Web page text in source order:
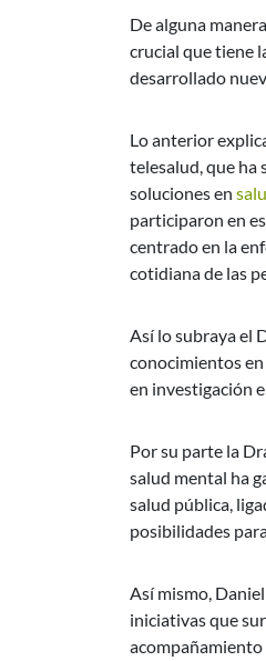
De alguna
crucial que tiene
desarrollado
Lo anterior
telesalud, que ha
soluciones en
participaron en
centrado en la
cotidiana de las
Así lo subraya el
conocimientos
en investigación
Por su parte la
salud mental ha
salud pública,
posibilidades
Así mismo,
iniciativas que
acompañamiento